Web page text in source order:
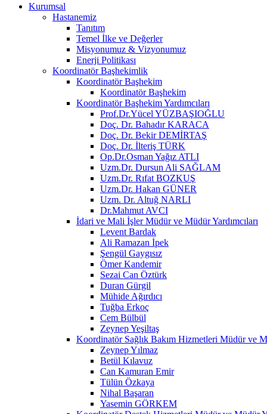
Kurumsal
Hastanemiz
Tanıtım
Temel İlke ve Değerler
Misyonumuz & Vizyonumuz
Enerji Politikası
Koordinatör Başhekimlik
Koordinatör Başhekim
Koordinatör Başhekim
Koordinatör Başhekim Yardımcıları
Prof.Dr.Yücel YÜZBAŞIOĞLU
Doç. Dr. Bahadır KARACA
Doç. Dr. Bekir DEMİRTAŞ
Doç. Dr. İlteriş TÜRK
Op.Dr.Osman Yağız ATLI
Uzm.Dr. Dursun Ali SAĞLAM
Uzm.Dr. Rıfat BOZKUŞ
Uzm.Dr. Hakan GÜNER
Uzm. Dr. Altuğ NARLI
Dr.Mahmut AVCI
İdari ve Mali İşler Müdür ve Müdür Yardımcıları
Levent Bardak
Ali Ramazan İpek
Şengül Gaygısız
Ömer Kandemir
Sezai Can Öztürk
Duran Gürgil
Mühide Ağırdıcı
Tuğba Erkoç
Cem Bülbül
Zeynep Yeşiltaş
Koordinatör Sağlık Bakım Hizmetleri Müdür ve
Zeynep Yılmaz
Betül Kılavuz
Can Kamuran Emir
Tülün Özkaya
Nihal Başaran
Yasemin GÖRKEM